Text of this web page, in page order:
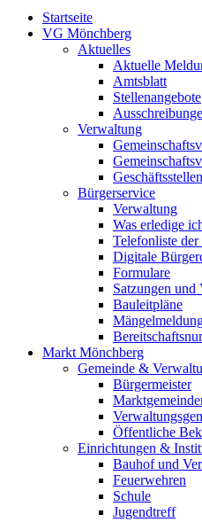
Startseite
VG Mönchberg
Aktuelles
Aktuelle
Amtsblatt
Stellenangebote
Verwaltung
Geschäftsstellen
Bürgerservice
Verwaltung
Was erledige
Telefonliste
Digitale
Formulare
Satzungen und
Bauleitpläne
Markt Mönchberg
Gemeinde &
Bürgermeister
Öffentliche
Einrichtungen &
Bauhof und
Feuerwehren
Schule
Jugendtreff